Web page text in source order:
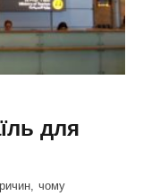
для
чому